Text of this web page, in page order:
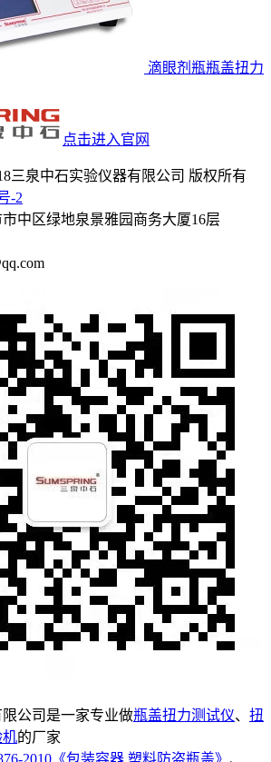
滴眼剂瓶瓶盖扭力
点击进入官网
三泉中石实验仪器有限公司 版权所有
-2
中区绿地泉景雅园商务大厦16层
公司是一家专业做瓶盖扭力测试仪、 扭
机的厂家
2010《包装容器 塑料防盗瓶盖》 、